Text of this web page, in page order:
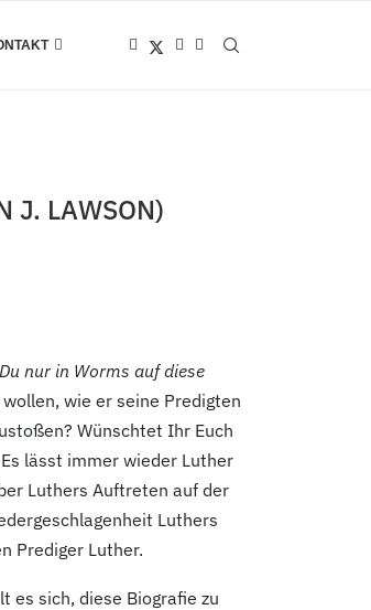
J. LAWSON)
nur in Worms auf diese
wie er seine Predigten
Wünschtet Ihr Euch
lässt immer wieder Luther
Luthers Auftreten auf der
Luthers
Prediger Luther.
es sich, diese Biografie zu